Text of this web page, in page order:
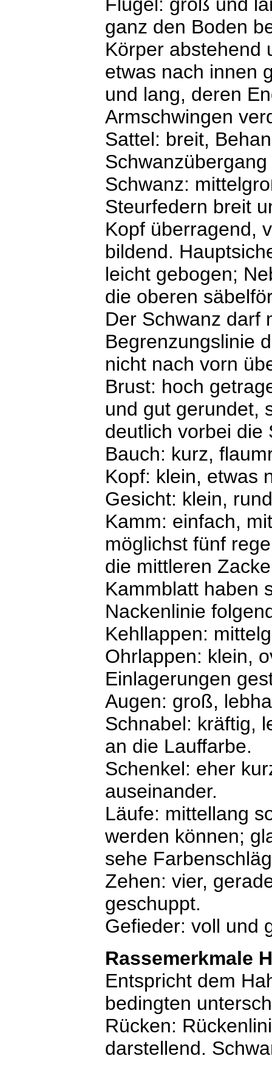
ganz den Boden
Körper abstehend
etwas nach innen
und lang, deren
Armschwingen
Sattel: breit,
Schwanz:
Steurfedern breit
Kopf überragend,
bildend.
leicht gebogen;
die oberen
Der Schwanz darf
Begrenzungslinie
nicht nach vorn
Brust: hoch
und gut gerundet,
deutlich vorbei die
Bauch: kurz,
Kopf: klein, etwas
Gesicht: klein,
Kamm: einfach,
möglichst fünf
die mittleren
Kammblatt haben
Nackenlinie
Kehllappen:
Ohrlappen: klein,
Einlagerungen
Augen: groß,
Schnabel: kräftig,
an die Lauffarbe.
Schenkel: eher
auseinander.
Läufe: mittellang
werden können;
sehe
Zehen: vier,
geschuppt.
Gefieder: voll und
Rassemerkmale
Entspricht dem
bedingten
Rücken:
darstellend.